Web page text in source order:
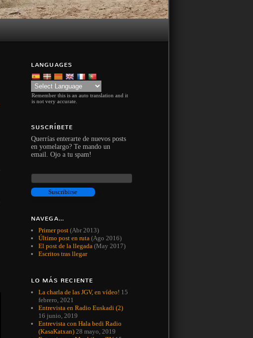
LANGUAGES
Remember this is an auto translation and it
is not very accurate.
SUSCRÍBETE
Querrías enterarte de nuevos posts
en yomelargo? Te mando un
email. Ojo a tu spam!
NAVEGA…
Primer post(Abr 2013)
Último post en ruta(Ago 2016)
El post de la llegada(May 2017)
Escritos tras llegar
LO MÁS RECIENTE
La charla de las JGV, en vídeo! 15
febrero, 2021
Entrevista en Radio Euskadi (2)
16 junio, 2019
Entrevista con Hala bedi Radio
(KasaKatxan) 28 mayo, 2019